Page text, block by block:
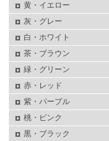
黄・イエロー
灰・グレー
白・ホワイト
茶・ブラウン
緑・グリーン
赤・レッド
紫・パープル
桃・ピンク
黒・ブラック